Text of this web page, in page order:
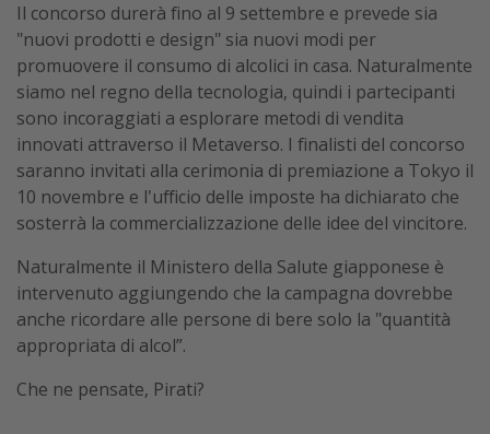
Il concorso durerà fino al 9 settembre e prevede sia
"nuovi prodotti e design" sia nuovi modi per
promuovere il consumo di alcolici in casa. Naturalmente
siamo nel regno della tecnologia, quindi i partecipanti
sono incoraggiati a esplorare metodi di vendita
innovati attraverso il Metaverso. I finalisti del concorso
saranno invitati alla cerimonia di premiazione a Tokyo il
10 novembre e l'ufficio delle imposte ha dichiarato che
sosterrà la commercializzazione delle idee del vincitore.
Naturalmente il Ministero della Salute giapponese è
intervenuto aggiungendo che la campagna dovrebbe
anche ricordare alle persone di bere solo la "quantità
appropriata di alcol”.
Che ne pensate, Pirati?